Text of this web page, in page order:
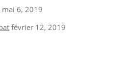
mai 6, 2019
février 12, 2019